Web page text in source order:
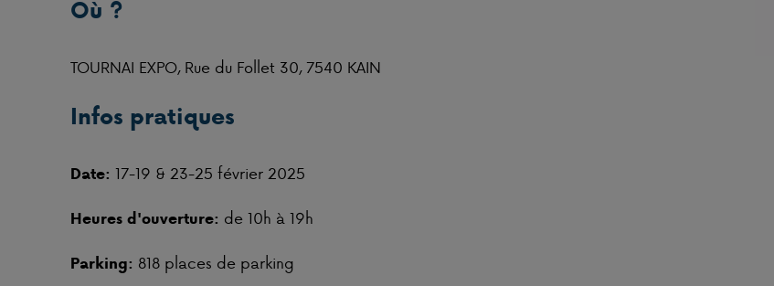
Où ?
TOURNAI EXPO, Rue du Follet 30, 7540 KAIN
Infos pratiques
Date: 17-19 & 23-25 février 2025
Heures d'ouverture: de 10h à 19h
Parking: 818 places de parking